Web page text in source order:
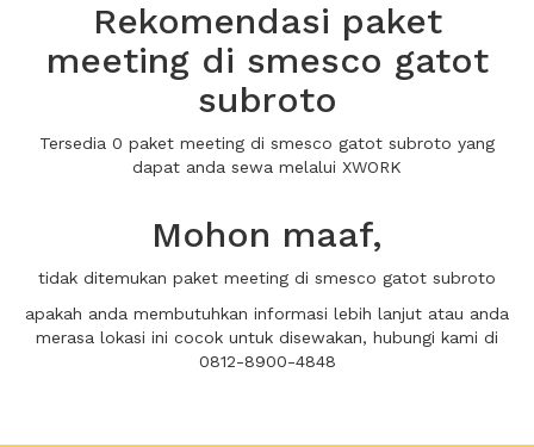
Rekomendasi paket
meeting di smesco gatot
subroto
Tersedia 0 paket meeting di smesco gatot subroto yang
dapat anda sewa melalui XWORK
Mohon maaf,
tidak ditemukan paket meeting di smesco gatot subroto
apakah anda membutuhkan informasi lebih lanjut atau anda
merasa lokasi ini cocok untuk disewakan, hubungi kami di
0812-8900-4848